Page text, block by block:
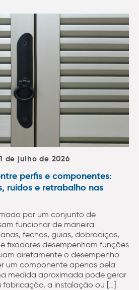
de julho de 2026
perfis e componentes:
ruídos e retrabalho nas
por um conjunto de
funcionar de maneira
fechos, guias, dobradiças,
fixadores desempenham funções
diretamente o desempenho
um componente apenas pela
medida aproximada pode gerar
fabricação, a instalação ou […]